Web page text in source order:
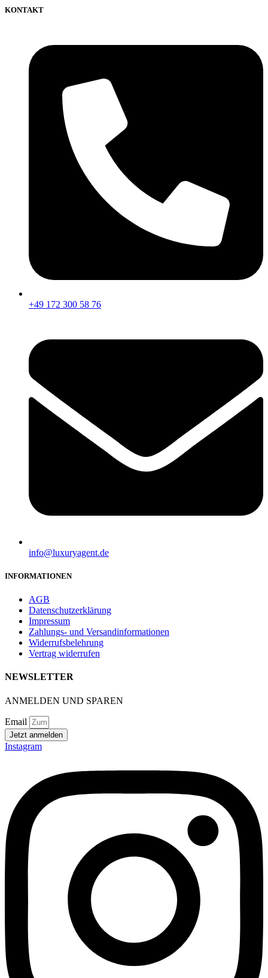
KONTAKT
+49 172 300 58 76
info@luxuryagent.de
INFORMATIONEN
AGB
Datenschutzerklärung
Impressum
Zahlungs- und Versandinformationen
Widerrufsbelehrung
Vertrag widerrufen
NEWSLETTER
ANMELDEN UND SPAREN
Email
Jetzt anmelden
Instagram